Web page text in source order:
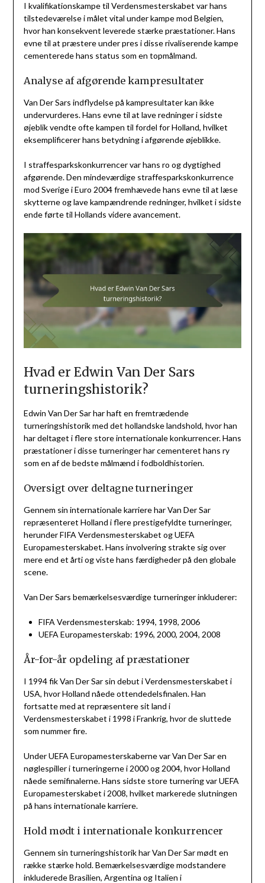
I kvalifikationskampe til Verdensmesterskabet var hans
tilstedeværelse i målet vital under kampe mod Belgien,
hvor han konsekvent leverede stærke præstationer. Hans
evne til at præstere under pres i disse rivaliserende kampe
cementerede hans status som en topmålmand.
Analyse af afgørende kampresultater
Van Der Sars indflydelse på kampresultater kan ikke
undervurderes. Hans evne til at lave redninger i sidste
øjeblik vendte ofte kampen til fordel for Holland, hvilket
eksemplificerer hans betydning i afgørende øjeblikke.
I straffesparkskonkurrencer var hans ro og dygtighed
afgørende. Den mindeværdige straffesparkskonkurrence
mod Sverige i Euro 2004 fremhævede hans evne til at læse
skytterne og lave kampændrende redninger, hvilket i sidste
ende førte til Hollands videre avancement.
Hvad er Edwin Van Der Sars
turneringshistorik?
Edwin Van Der Sar har haft en fremtrædende
turneringshistorik med det hollandske landshold, hvor han
har deltaget i flere store internationale konkurrencer. Hans
præstationer i disse turneringer har cementeret hans ry
som en af de bedste målmænd i fodboldhistorien.
Oversigt over deltagne turneringer
Gennem sin internationale karriere har Van Der Sar
repræsenteret Holland i flere prestigefyldte turneringer,
herunder FIFA Verdensmesterskabet og UEFA
Europamesterskabet. Hans involvering strakte sig over
mere end et årti og viste hans færdigheder på den globale
scene.
Van Der Sars bemærkelsesværdige turneringer inkluderer:
FIFA Verdensmesterskab: 1994, 1998, 2006
UEFA Europamesterskab: 1996, 2000, 2004, 2008
År-for-år opdeling af præstationer
I 1994 fik Van Der Sar sin debut i Verdensmesterskabet i
USA, hvor Holland nåede ottendedelsfinalen. Han
fortsatte med at repræsentere sit land i
Verdensmesterskabet i 1998 i Frankrig, hvor de sluttede
som nummer fire.
Under UEFA Europamesterskaberne var Van Der Sar en
nøglespiller i turneringerne i 2000 og 2004, hvor Holland
nåede semifinalerne. Hans sidste store turnering var UEFA
Europamesterskabet i 2008, hvilket markerede slutningen
på hans internationale karriere.
Hold mødt i internationale konkurrencer
Gennem sin turneringshistorik har Van Der Sar mødt en
række stærke hold. Bemærkelsesværdige modstandere
inkluderede Brasilien, Argentina og Italien i